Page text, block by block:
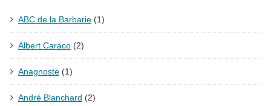
ABC de la Barbarie (1)
Albert Caraco (2)
Anagnoste (1)
André Blanchard (2)